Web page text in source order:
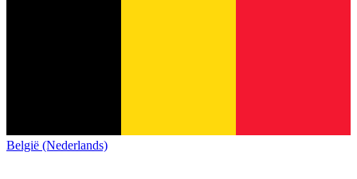
België (Nederlands)